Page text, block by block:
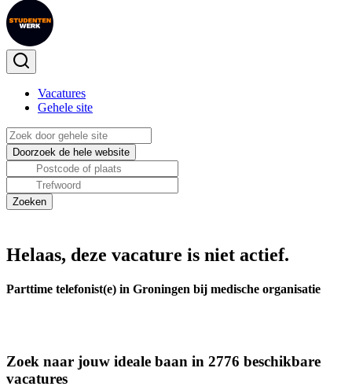
Vacatures
Gehele site
Helaas, deze vacature is niet actief.
Parttime telefonist(e) in Groningen bij medische organisatie
Zoek naar jouw ideale baan in 2776 beschikbare
vacatures